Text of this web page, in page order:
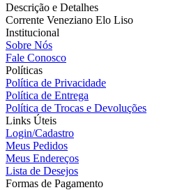
Descrição e Detalhes
Corrente Veneziano Elo Liso
Institucional
Sobre Nós
Fale Conosco
Políticas
Política de Privacidade
Política de Entrega
Política de Trocas e Devoluções
Links Úteis
Login/Cadastro
Meus Pedidos
Meus Endereços
Lista de Desejos
Formas de Pagamento